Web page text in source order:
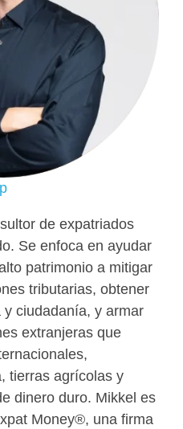
de expatriados
Se enfoca en ayudar
patrimonio a mitigar
tributarias, obtener
ciudadanía, y armar
extranjeras que
tierras agrícolas y
dinero duro. Mikkel es
Money®, una firma